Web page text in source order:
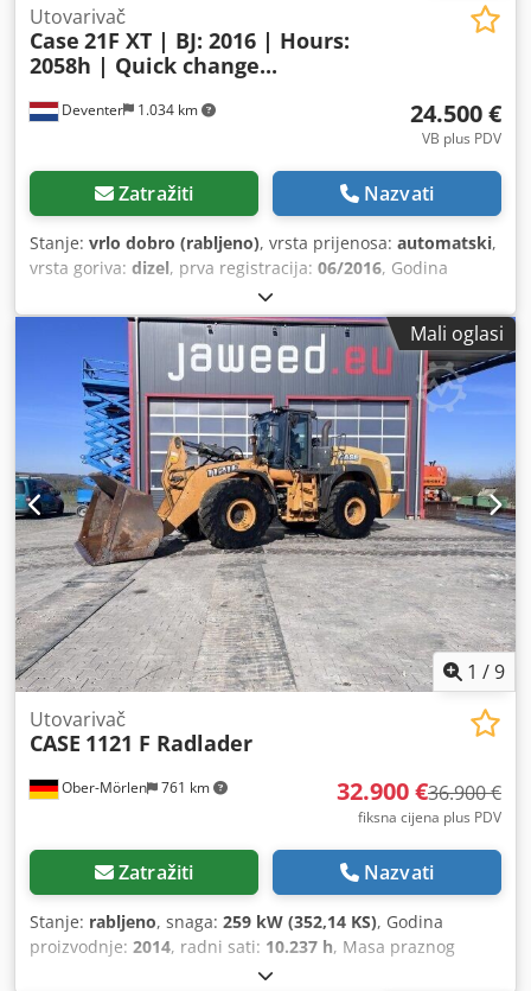
Deventer 1.034 km
Utovarivač
Case 21F XT | BJ: 2016 | Hours:
2058h | Quick change...
24.500 €
VB plus PDV
Zatražiti Nazvati
Stanje: vrlo dobro (rabljeno), vrsta prijenosa: automatski,
vrsta goriva: dizel, prva registracija: 06/2016, Godina
, radni sati:2.058 h
Mali oglasi
1 /9
Ober-Mörlen 761 km
Utovarivač
CASE 1121 F Radlader
32.900 €36.900 €
fiksna cijena plus PDV
Zatražiti Nazvati
Stanje: rabljeno, snaga: 259 kW (352,14 KS), Godina
proizvodnje: 2014, radni sati: 10.237 h, Masa praznog
vozila: 27.024 kg Za dodatne informacije obratite se Emalu